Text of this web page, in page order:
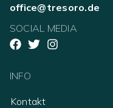
office@tresoro.de
SOCIAL MEDIA
INFO
Kontakt